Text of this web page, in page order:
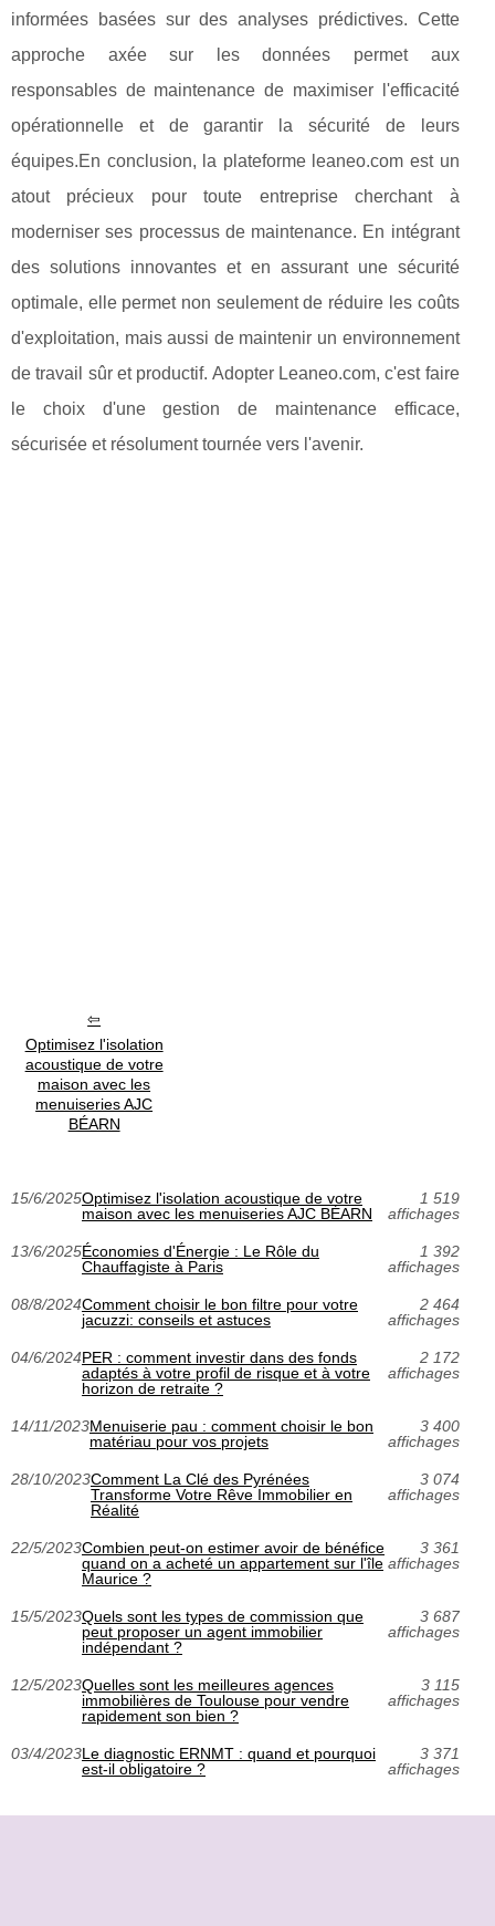
informées basées sur des analyses prédictives. Cette
approche axée sur les données permet aux
responsables de maintenance de maximiser l'efficacité
opérationnelle et de garantir la sécurité de leurs
équipes.En conclusion, la plateforme leaneo.com est un
atout précieux pour toute entreprise cherchant à
moderniser ses processus de maintenance. En intégrant
des solutions innovantes et en assurant une sécurité
optimale, elle permet non seulement de réduire les coûts
d'exploitation, mais aussi de maintenir un environnement
de travail sûr et productif. Adopter Leaneo.com, c'est faire
le choix d'une gestion de maintenance efficace,
sécurisée et résolument tournée vers l'avenir.
Optimisez l'isolation
acoustique de votre
maison avec les
menuiseries AJC
BÉARN
15/6/2025Optimisez l'isolation acoustique de votre
maison avec les menuiseries AJC BÉARN
1 519
affichages
13/6/2025Économies d'Énergie : Le Rôle du
Chauffagiste à Paris
1 392
affichages
08/8/2024Comment choisir le bon filtre pour votre
jacuzzi: conseils et astuces
2 464
affichages
04/6/2024PER : comment investir dans des fonds
adaptés à votre profil de risque et à votre
horizon de retraite ?
2 172
affichages
14/11/2023Menuiserie pau : comment choisir le bon
matériau pour vos projets
3 400
affichages
28/10/2023Comment La Clé des Pyrénées
Transforme Votre Rêve Immobilier en
Réalité
3 074
affichages
22/5/2023Combien peut-on estimer avoir de bénéfice
quand on a acheté un appartement sur l'île
Maurice ?
3 361
affichages
15/5/2023Quels sont les types de commission que
peut proposer un agent immobilier
indépendant ?
3 687
affichages
12/5/2023Quelles sont les meilleures agences
immobilières de Toulouse pour vendre
rapidement son bien ?
3 115
affichages
03/4/2023Le diagnostic ERNMT : quand et pourquoi
est-il obligatoire ?
3 371
affichages